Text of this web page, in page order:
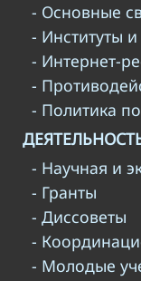
- Основные
- Институты
- Интернет-
-
- Политика
- Научная и
- Гранты
- Диссоветы
-
- Молодые